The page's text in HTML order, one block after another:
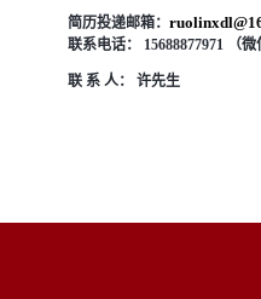
简历投递邮箱：
联系电话： 15688877971 （
联 系 人： 许先生